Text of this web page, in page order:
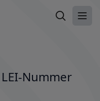
LEI suchen
Nummer